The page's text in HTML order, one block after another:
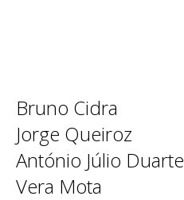
Bruno Cidra
Jorge Queiroz
António Júlio Duarte
Vera Mota